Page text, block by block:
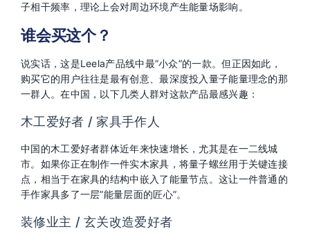
子相干频率，理论上会对周边环境产生能量场影响。
谁会买这个？
说实话，这是Leela产品线中最”小众”的一款。但正因如此，
购买它的用户往往是最有创意、最深度投入量子能量理念的那
一群人。在中国，以下几类人群对这款产品最感兴趣：
木工爱好者 / 家具手作人
中国的木工爱好者群体近年来快速增长，尤其是在一二线城
市。如果你正在制作一件实木家具，将量子螺丝用于关键连接
点，相当于在家具的结构中嵌入了能量节点。这让一件普通的
手作家具多了一层”能量层面的匠心”。
装修业主 / 玄关改造爱好者